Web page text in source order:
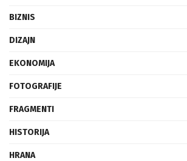
BIZNIS
DIZAJN
EKONOMIJA
FOTOGRAFIJE
FRAGMENTI
HISTORIJA
HRANA